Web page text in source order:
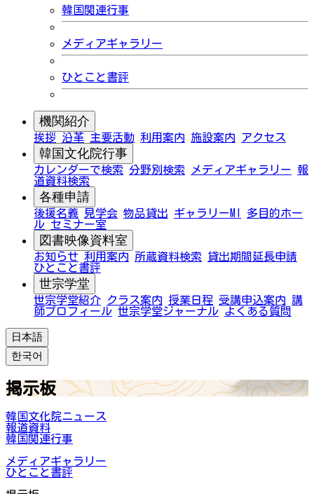
韓国関連行事
メディアギャラリー
ひとこと書評
機関紹介
挨拶 沿革 主要活動 利用案内 施設案内 アクセス
韓国文化院行事
カレンダーで検索 分野別検索 メディアギャラリー 報
道資料検索
各種申請
後援名義 見学会 物品貸出 ギャラリーMI
多目的ホー
ル セミナー室
図書映像資料室
お知らせ 利用案内 所蔵資料検索
貸出期間延長申請
ひとこと書評
世宗学堂
世宗学堂紹介 クラス案内 授業日程 受講申込案内 講
師プロフィール 世宗学堂ジャーナル よくある質問
日本語
한국어
掲示板
韓国文化院ニュース
報道資料
韓国関連行事
メディアギャラリー
ひとこと書評